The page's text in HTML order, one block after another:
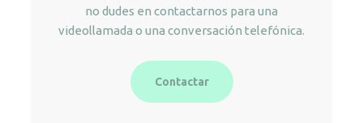
no dudes en contactarnos para una
videollamada o una conversación telefónica.
Contactar